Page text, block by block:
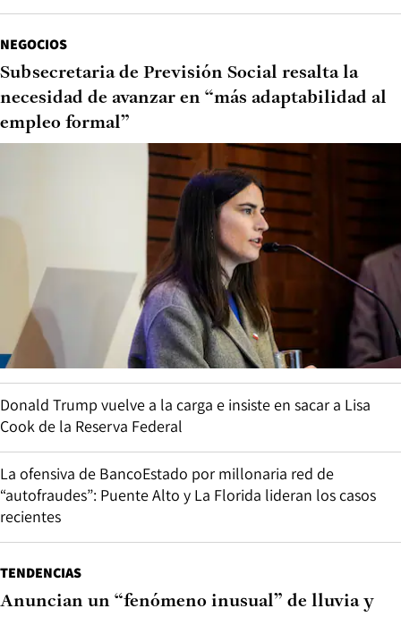
NEGOCIOS
Subsecretaria de Previsión Social resalta la
necesidad de avanzar en “más adaptabilidad al
empleo formal”
Donald Trump vuelve a la carga e insiste en sacar a Lisa
Cook de la Reserva Federal
La ofensiva de BancoEstado por millonaria red de
“autofraudes”: Puente Alto y La Florida lideran los casos
recientes
TENDENCIAS
Anuncian un “fenómeno inusual” de lluvia y